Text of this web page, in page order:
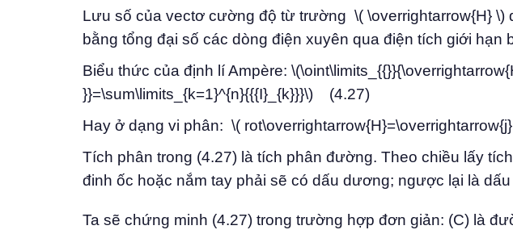
Lưu số của vectơ cường độ từ trường \( \overrightarrow{H} \)
bằng tổng đại số các dòng điện xuyên qua điện tích giới hạn
Biểu thức của định lí Ampère:
}}=\sum\limits_{k=1}^{n}{{{I}_{k}}}\) (4.27)
Hay ở dạng vi phân: \(
Tích phân trong (4.27) là tích phân đường. Theo chiều lấy
đinh ốc hoặc nắm tay phải sẽ có dấu dương; ngược lại là dấu
Ta sẽ chứng minh (4.27) trong trường hợp đơn giản: (C) là